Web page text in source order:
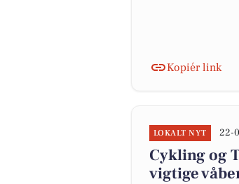
Kopiér link
LOKALT NYT 22-
Cykling og
vigtige